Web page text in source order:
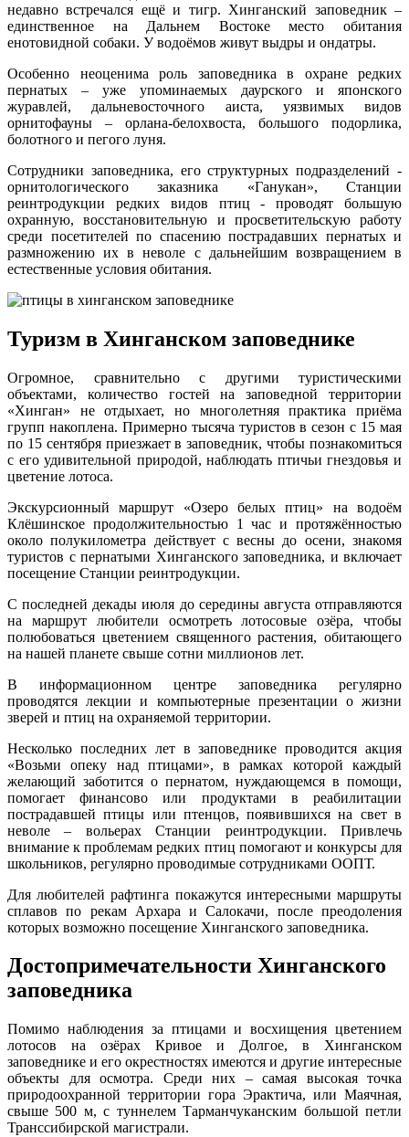
недавно встречался ещё и тигр. Хинганский заповедник –
единственное на Дальнем Востоке место обитания
енотовидной собаки. У водоёмов живут выдры и ондатры.
Особенно неоценима роль заповедника в охране редких
пернатых – уже упоминаемых даурского и японского
журавлей, дальневосточного аиста, уязвимых видов
орнитофауны – орлана-белохвоста, большого подорлика,
болотного и пегого луня.
Сотрудники заповедника, его структурных подразделений -
орнитологического заказника «Ганукан», Станции
реинтродукции редких видов птиц - проводят большую
охранную, восстановительную и просветительскую работу
среди посетителей по спасению пострадавших пернатых и
размножению их в неволе с дальнейшим возвращением в
естественные условия обитания.
Туризм в Хинганском заповеднике
Огромное, сравнительно с другими туристическими
объектами, количество гостей на заповедной территории
«Хинган» не отдыхает, но многолетняя практика приёма
групп накоплена. Примерно тысяча туристов в сезон с 15 мая
по 15 сентября приезжает в заповедник, чтобы познакомиться
с его удивительной природой, наблюдать птичьи гнездовья и
цветение лотоса.
Экскурсионный маршрут «Озеро белых птиц» на водоём
Клёшинское продолжительностью 1 час и протяжённостью
около полукилометра действует с весны до осени, знакомя
туристов с пернатыми Хинганского заповедника, и включает
посещение Станции реинтродукции.
С последней декады июля до середины августа отправляются
на маршрут любители осмотреть лотосовые озёра, чтобы
полюбоваться цветением священного растения, обитающего
на нашей планете свыше сотни миллионов лет.
В информационном центре заповедника регулярно
проводятся лекции и компьютерные презентации о жизни
зверей и птиц на охраняемой территории.
Несколько последних лет в заповеднике проводится акция
«Возьми опеку над птицами», в рамках которой каждый
желающий заботится о пернатом, нуждающемся в помощи,
помогает финансово или продуктами в реабилитации
пострадавшей птицы или птенцов, появившихся на свет в
неволе – вольерах Станции реинтродукции. Привлечь
внимание к проблемам редких птиц помогают и конкурсы для
школьников, регулярно проводимые сотрудниками ООПТ.
Для любителей рафтинга покажутся интересными маршруты
сплавов по рекам Архара и Салокачи, после преодоления
которых возможно посещение Хинганского заповедника.
Достопримечательности Хинганского
заповедника
Помимо наблюдения за птицами и восхищения цветением
лотосов на озёрах Кривое и Долгое, в Хинганском
заповеднике и его окрестностях имеются и другие интересные
объекты для осмотра. Среди них – самая высокая точка
природоохранной территории гора Эрактича, или Маячная,
свыше 500 м, с туннелем Тарманчуканским большой петли
Транссибирской магистрали.